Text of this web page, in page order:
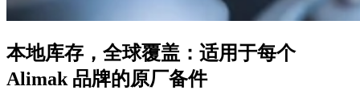
本地库存，全球覆盖：适用于每个
Alimak 品牌的原厂备件